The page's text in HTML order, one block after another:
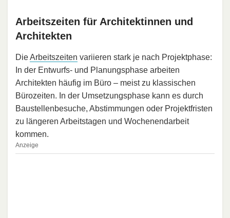
Arbeitszeiten für Architektinnen und
Architekten
DieArbeitszeiten variieren stark je nach Projektphase:
In der Entwurfs- und Planungsphase arbeiten
Architekten häufig im Büro – meist zu klassischen
Bürozeiten. In der Umsetzungsphase kann es durch
Baustellenbesuche, Abstimmungen oder Projektfristen
zu längeren Arbeitstagen und Wochenendarbeit
kommen.
Anzeige